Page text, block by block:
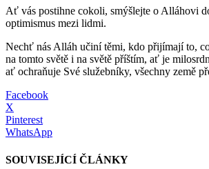
Ať vás postihne cokoli, smýšlejte o Alláhovi
optimismus mezi lidmi.
Nechť nás Alláh učiní těmi, kdo přijímají to,
na tomto světě i na světě příštím, ať je
ať ochraňuje Své služebníky, všechny země
Facebook
X
Pinterest
WhatsApp
SOUVISEJÍCÍ ČLÁNKY